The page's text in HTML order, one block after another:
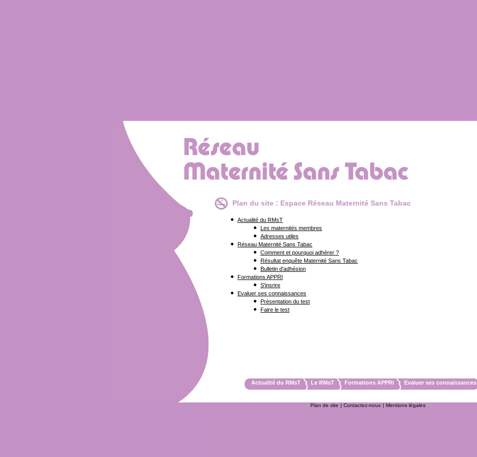
Réseau Maternité Sans
Tabac
Plan du site : Espace Réseau Maternité Sans Tabac
Actualité du RMsT
Les maternités membres
Adresses utiles
Réseau Maternité Sans Tabac
Comment et pourquoi adhérer ?
Résultat enquête Maternité Sans Tabac
Bulletin d'adhésion
Formations APPRI
S'insrire
Evaluer ses connaissances
Présentation du test
Faire le test
Actualité du RMsT Le RMsT Formations APPRI Evaluer ses connaissances
Plan de site | Contactez-nous | Mentions légales